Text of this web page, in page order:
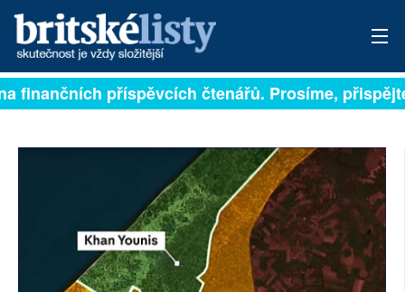
PŘIHLÁSIT
na finančních příspěvcích čtenářů. Prosíme,